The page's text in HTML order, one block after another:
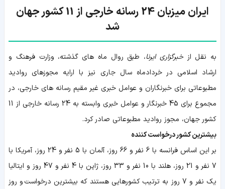
ایران میزبان 24 رسانه خارجی از 11 کشور جهان
شد
به نقل ازخبرگزاری ایرنا، طبق روال ماه های گذشته، وزارت فرهنگ و
ارشاد اسلامی در خردادماه سال جاری نیز با ارایه مجوزهای روادید
مطبوعاتی برای خبرنگاران و عوامل خبری غیر مقیم رسانه های خارجی، در
مجموع برای 45 خبرنگار و عوامل خبری وابسته به 24 رسانه خارجی از 11
کشور جهان، مجوز روادید مطبوعاتی صادر کرد.
بیشترین کشور درخواست کننده
بر این اساس فرانسه با 6 نفر و 66 روز، آلمان با 5 نفر و 24 روز، آمریکا با
7 نفر و 21 روز، هلند با 10 نفر و 33 روز، ژاپن با 4 نفر و 47 روز و ایتالیا
یک نفر و 7 روز به ترتیب کشورهایی هستند که بیشترین درخواست و روز